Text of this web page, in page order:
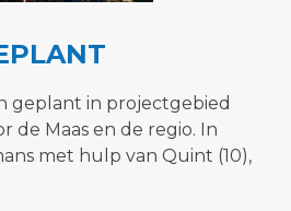
geplant in projectgebied
de Maas en de regio. In
met hulp van Quint (10),